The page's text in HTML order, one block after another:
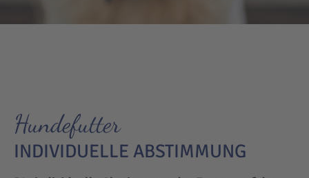
Hundefutter
INDIVIDUELLE ABSTIMMUNG